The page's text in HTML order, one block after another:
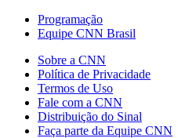
Programação
Equipe CNN Brasil
Sobre a CNN
Política de Privacidade
Termos de Uso
Fale com a CNN
Distribuição do Sinal
Faça parte da Equipe CNN